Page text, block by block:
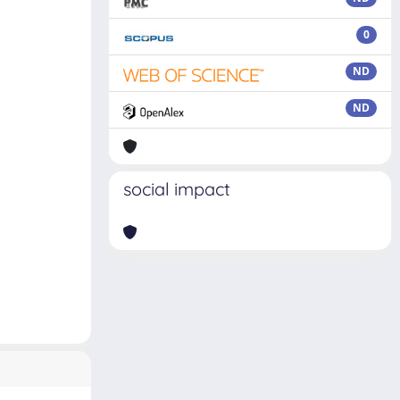
0
ND
ND
social impact